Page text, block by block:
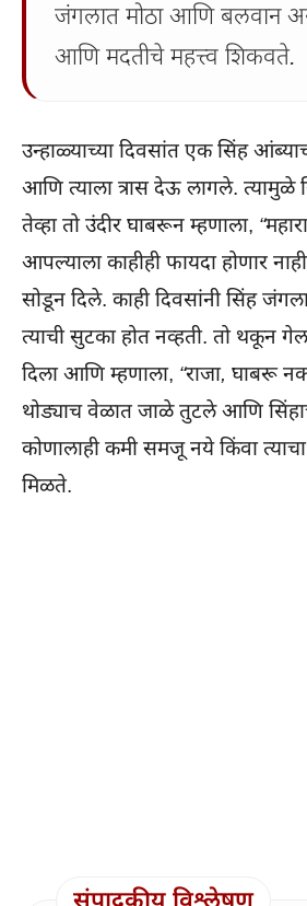
जंगलात मोठा आणि बलवान
आणि मदतीचे महत्त्व शिकवते.
उन्हाळ्याच्या दिवसांत एक सिंह
आणि त्याला त्रास देऊ लागले. त्यामुळे
तेव्हा तो उंदीर घाबरून म्हणाला,
आपल्याला काहीही फायदा होणार
सोडून दिले. काही दिवसांनी सिंह
त्याची सुटका होत नव्हती. तो थकून
दिला आणि म्हणाला, “राजा, घाबरू
थोड्याच वेळात जाळे तुटले आणि
कोणालाही कमी समजू नये किंवा
मिळते.
संपादकीय विश्लेषण